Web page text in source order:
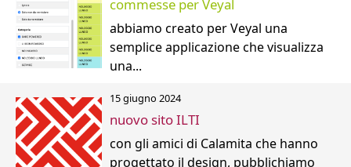
commesse per Veyal
abbiamo creato per Veyal una
semplice applicazione che visualizza
una...
15 giugno 2024
nuovo sito ILTI
con gli amici di Calamita che hanno
progettato il design, pubblichiamo